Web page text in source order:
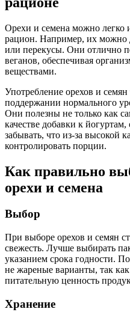
Орехи и семена можно легко
рацион. Например, их можно
или перекусы. Они отлично
веганов, обеспечивая
веществами.
Употребление орехов и
поддержании нормального
Они полезны не только как
качестве добавки к
забывать, что из-за высокой
контролировать порции.
Как правильно
орехи и семена
Выбор
При выборе орехов и семян
свежесть. Лучше выбирать
указанием срока годности.
не жареные варианты, так
питательную ценность
Хранение